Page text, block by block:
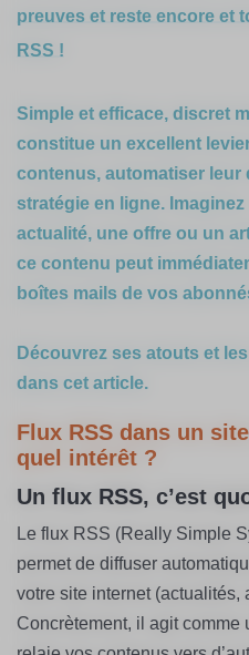
preuves et reste encore et
RSS !
Simple et efficace, discret
constitue un excellent
contenus, automatiser
stratégie en ligne.
actualité, une offre ou un
ce contenu peut
boîtes mails de vos
Découvrez ses atouts et
dans cet article.
Flux RSS dans un
quel intérêt ?
Un flux RSS, c’est
Le flux RSS (Really Simple
permet de diffuser
votre site internet (actualités,
Concrètement, il agit